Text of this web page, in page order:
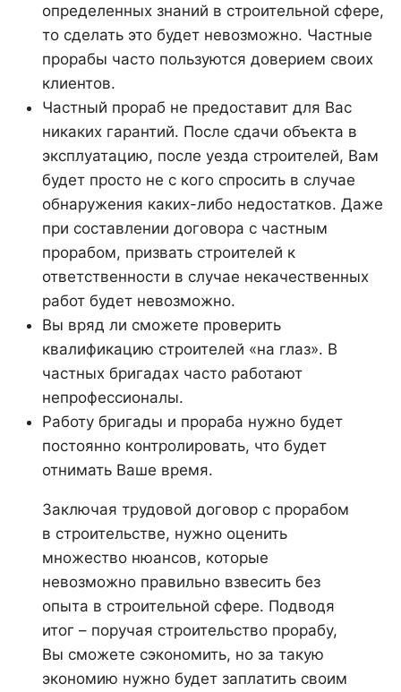
определенных знаний в строительной сфере,
то сделать это будет невозможно. Частные
прорабы часто пользуются доверием своих
клиентов.
Частный прораб не предоставит для Вас
никаких гарантий. После сдачи объекта в
эксплуатацию, после уезда строителей, Вам
будет просто не с кого спросить в случае
обнаружения каких-либо недостатков. Даже
при составлении договора с частным
прорабом, призвать строителей к
ответственности в случае некачественных
работ будет невозможно.
Вы вряд ли сможете проверить
квалификацию строителей «на глаз». В
частных бригадах часто работают
непрофессионалы.
Работу бригады и прораба нужно будет
постоянно контролировать, что будет
отнимать Ваше время.
Заключая трудовой договор с прорабом
в строительстве, нужно оценить
множество нюансов, которые
невозможно правильно взвесить без
опыта в строительной сфере. Подводя
итог – поручая строительство прорабу,
Вы сможете сэкономить, но за такую
экономию нужно будет заплатить своим